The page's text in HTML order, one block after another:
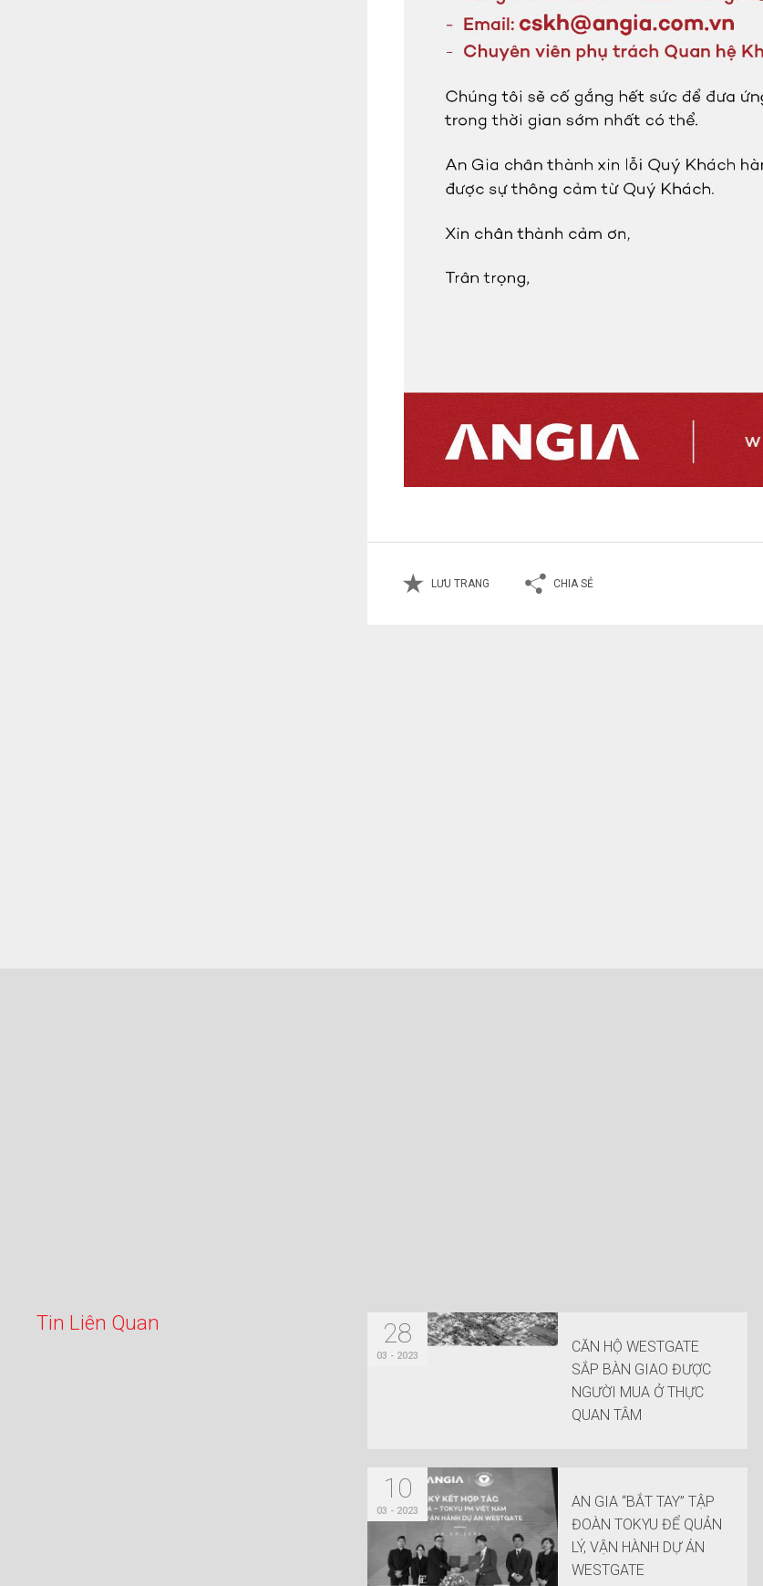
LƯU TRANG CHIA SẺ
Tin Liên Quan 28
03 - 2023
CĂN HỘ WESTGATE
SẮP BÀN GIAO ĐƯỢC
NGƯỜI MUA Ở THỰC
QUAN TÂM
10
03 - 2023
AN GIA “BẮT TAY” TẬP
ĐOÀN TOKYU ĐỂ QUẢN
LÝ, VẬN HÀNH DỰ ÁN
WESTGATE